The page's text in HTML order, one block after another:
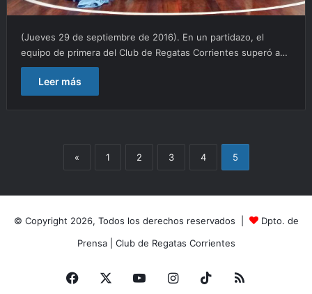
(Jueves 29 de septiembre de 2016). En un partidazo, el
equipo de primera del Club de Regatas Corrientes superó a…
Leer más
« 1 2 3 4 5
© Copyright 2026, Todos los derechos reservados |
Dpto. de
Prensa| Club de Regatas Corrientes
Facebook YouTubeInstagram
TikTokRSS